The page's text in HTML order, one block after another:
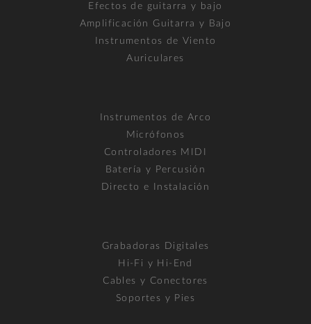
Efectos de guitarra y bajo
Amplificación Guitarra y Bajo
Instrumentos de Viento
Auriculares
Instrumentos de Arco
Micrófonos
Controladores MIDI
Batería y Percusión
Directo e Instalación
Grabadoras Digitales
Hi-Fi y Hi-End
Cables y Conectores
Soportes y Pies